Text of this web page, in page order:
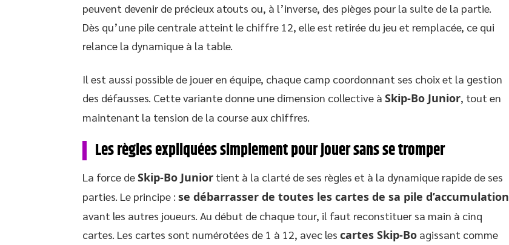
peuvent devenir de précieux atouts ou, à l’inverse, des pièges pour la suite de la partie.
Dès qu’une pile centrale atteint le chiffre 12, elle est retirée du jeu et remplacée, ce qui
relance la dynamique à la table.
Il est aussi possible de jouer en équipe, chaque camp coordonnant ses choix et la gestion
des défausses. Cette variante donne une dimension collective à Skip-Bo Junior, tout en
maintenant la tension de la course aux chiffres.
Les règles expliquées simplement pour jouer sans se tromper
La force deSkip-Bo Junior tient à la clarté de ses règles et à la dynamique rapide de ses
parties. Le principe : se débarrasser de toutes les cartes de sa pile d’accumulation
avant les autres joueurs. Au début de chaque tour, il faut reconstituer sa main à cinq
cartes. Les cartes sont numérotées de 1 à 12, avec les cartes Skip-Bo agissant comme